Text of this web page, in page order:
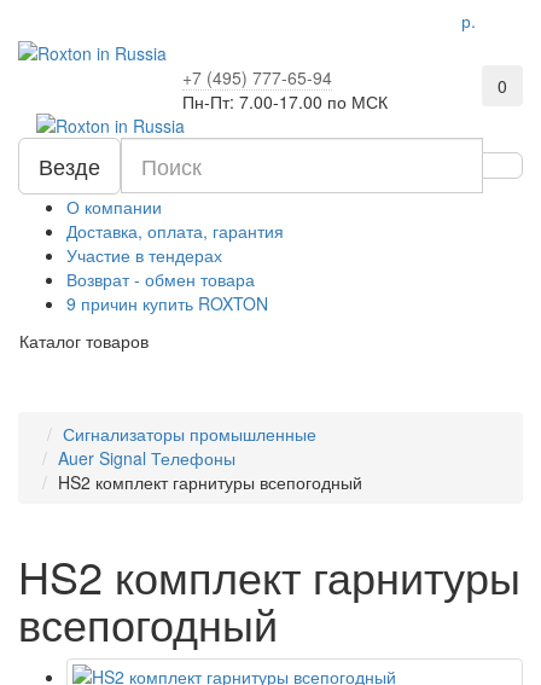
р.
+7 (495) 777-65-94
Пн-Пт: 7.00-17.00 по МСК
0
Везде
О компании
Доставка, оплата, гарантия
Участие в тендерах
Возврат - обмен товара
9 причин купить ROXTON
Каталог товаров
Сигнализаторы промышленные
Auer Signal Телефоны
HS2 комплект гарнитуры всепогодный
HS2 комплект гарнитуры
всепогодный